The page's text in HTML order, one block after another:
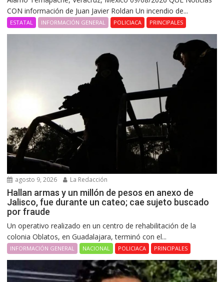
CON información de Juan Javier Roldan Un incendio de...
ESTATAL INFORMACIÓN GENERAL POLICIACA PRINCIPALES
agosto 9, 2026 La Redacción
Hallan armas y un millón de pesos en anexo de
Jalisco, fue durante un cateo; cae sujeto buscado
por fraude
Un operativo realizado en un centro de rehabilitación de la
colonia Oblatos, en Guadalajara, terminó con el...
INFORMACIÓN GENERAL NACIONAL POLICIACA PRINCIPALES